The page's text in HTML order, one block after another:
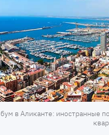
в Аликанте: иностранные